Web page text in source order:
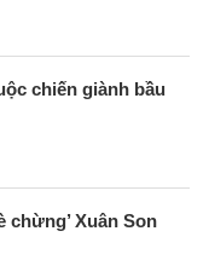
chiến giành bầu
chừng’ Xuân Son